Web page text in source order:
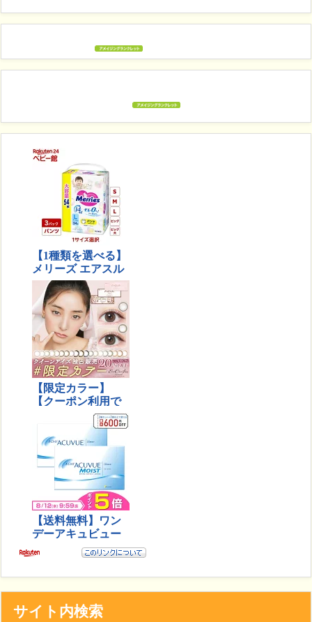
サイト内検索